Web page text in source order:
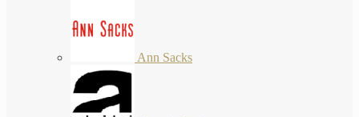
Ann Sacks